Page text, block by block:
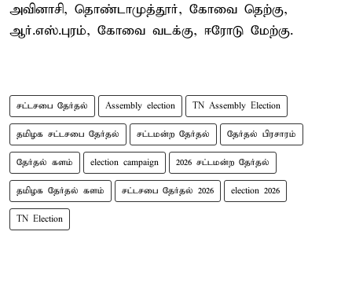
அவினாசி, தொண்டாமுத்தூர், கோவை தெற்கு,
ஆர்.எஸ்.புரம், கோவை வடக்கு, ஈரோடு மேற்கு.
சட்டசபை தேர்தல் Assembly election TN Assembly Election
தமிழக சட்டசபை தேர்தல் சட்டமன்ற தேர்தல் தேர்தல் பிரசாரம்
தேர்தல் களம் election campaign 2026 சட்டமன்ற தேர்தல்
தமிழக தேர்தல் களம் சட்டசபை தேர்தல் 2026 election 2026
TN Election